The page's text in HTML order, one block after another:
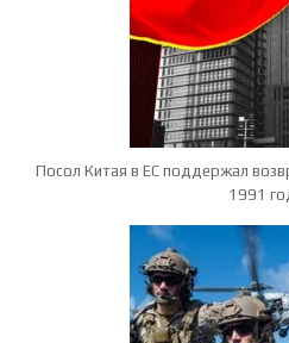
Посол Китая в ЕС поддержал
1991